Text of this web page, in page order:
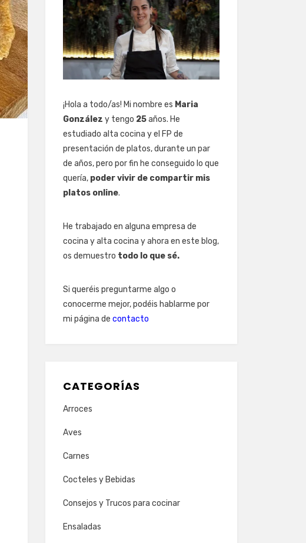
¡Hola a todo/as! Mi nombre es Maria
González y tengo 25años. He
estudiado alta cocina y el FP de
presentación de platos, durante un par
de años, pero por fin he conseguido lo que
quería, poder vivir de compartir mis
platos online.
He trabajado en alguna empresa de
cocina y alta cocina y ahora en este blog,
os demuestro todo lo que sé.
Si queréis preguntarme algo o
conocerme mejor, podéis hablarme por
mi página de contacto
CATEGORÍAS
Arroces
Aves
Carnes
Cocteles y Bebidas
Consejos y Trucos para cocinar
Ensaladas